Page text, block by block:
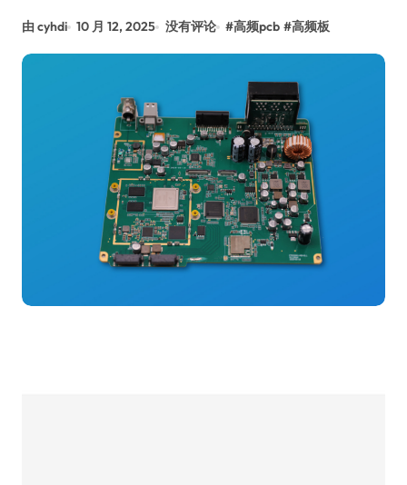
由 cyhdi 10 月 12, 2025 没有评论 #高频pcb #高频板